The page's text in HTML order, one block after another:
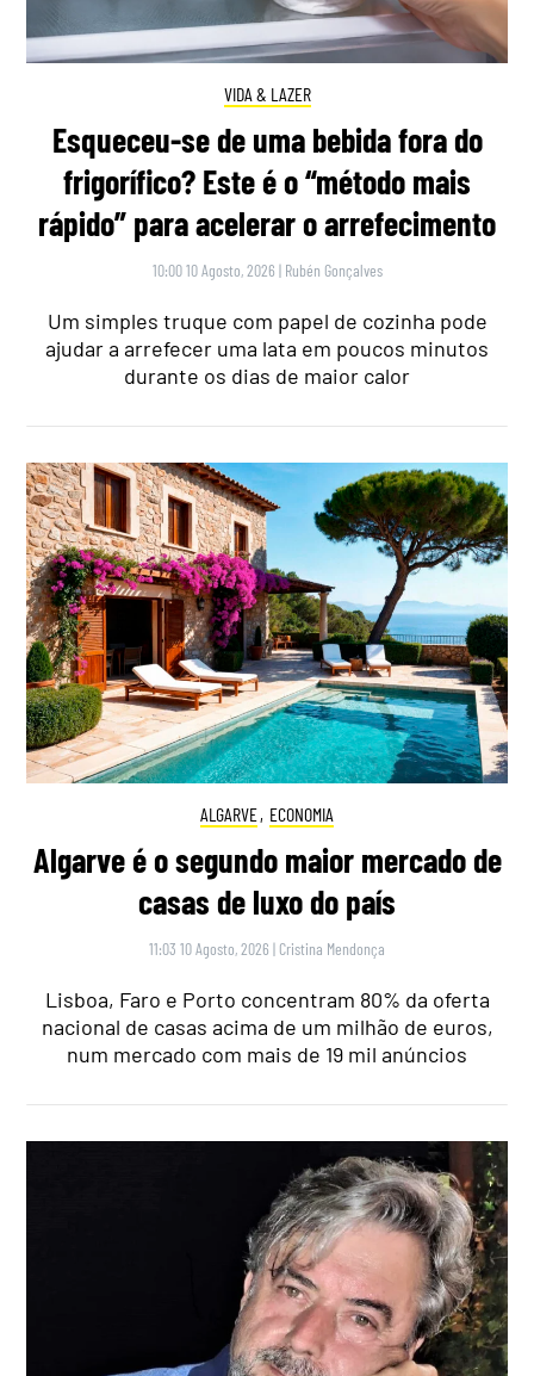
VIDA & LAZER
Esqueceu-se de uma bebida fora do
frigorífico? Este é o “método mais
rápido” para acelerar o arrefecimento
10:00 10 Agosto, 2026 | Rubén Gonçalves
Um simples truque com papel de cozinha pode
ajudar a arrefecer uma lata em poucos minutos
durante os dias de maior calor
ALGARVE, ECONOMIA
Algarve é o segundo maior mercado de
casas de luxo do país
11:03 10 Agosto, 2026 | Cristina Mendonça
Lisboa, Faro e Porto concentram 80% da oferta
nacional de casas acima de um milhão de euros,
num mercado com mais de 19 mil anúncios